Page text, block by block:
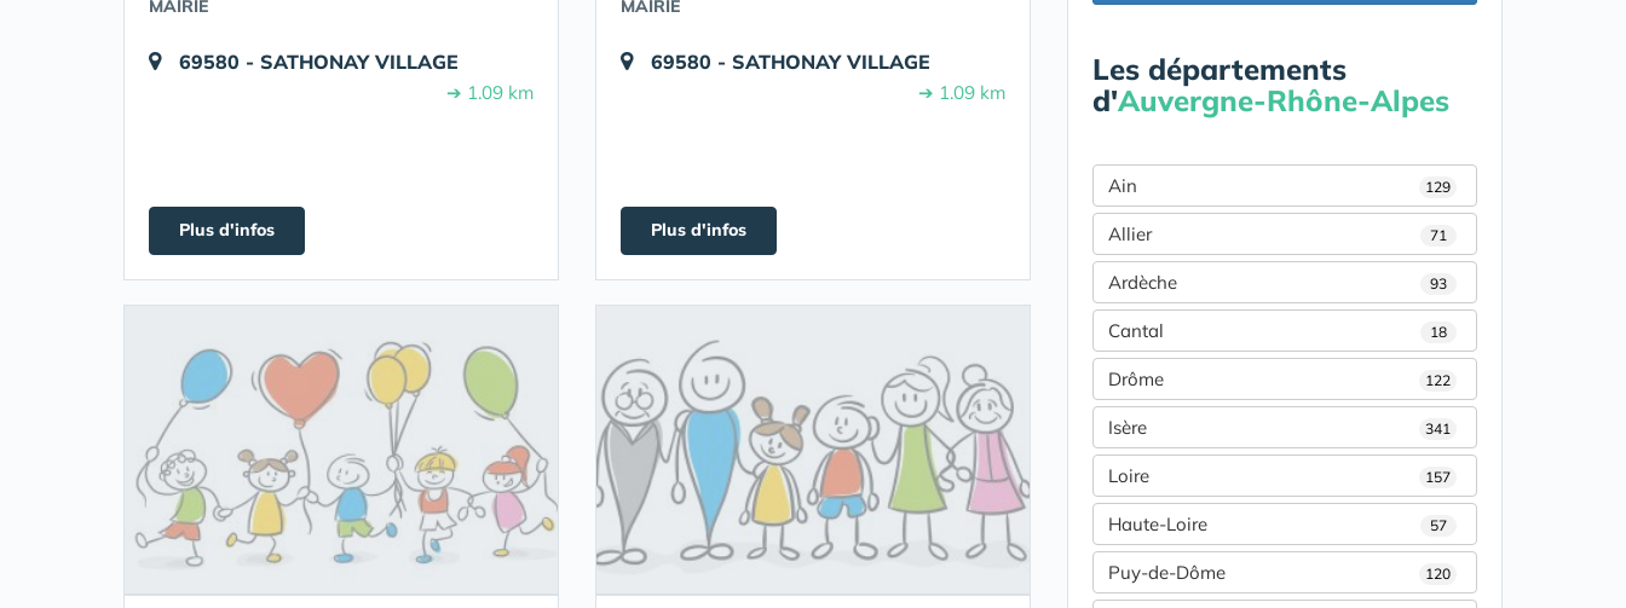
MAIRIE
69580 - SATHONAY VILLAGE
➔ 1.09 km
Plus d'infos
MAIRIE
69580 - SATHONAY VILLAGE
➔ 1.09 km
Plus d'infos
Les départements
d'Auvergne-Rhône-Alpes
Ain 129
Allier 71
Ardèche 93
Cantal 18
Drôme 122
Isère 341
Loire 157
Haute-Loire 57
Puy-de-Dôme 120